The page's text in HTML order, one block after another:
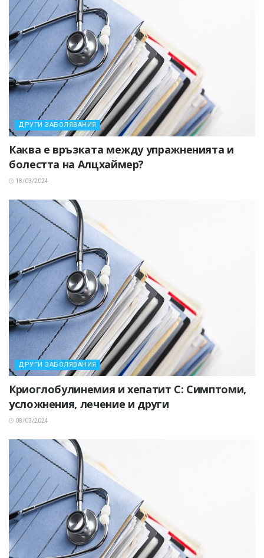
ДРУГИ ЗАБОЛЯВАНИЯ
Каква е връзката между упражненията и
болестта на Алцхаймер?
18/03/2024
ДРУГИ ЗАБОЛЯВАНИЯ
Криоглобулинемия и хепатит C: Симптоми,
усложнения, лечение и други
08/03/2024